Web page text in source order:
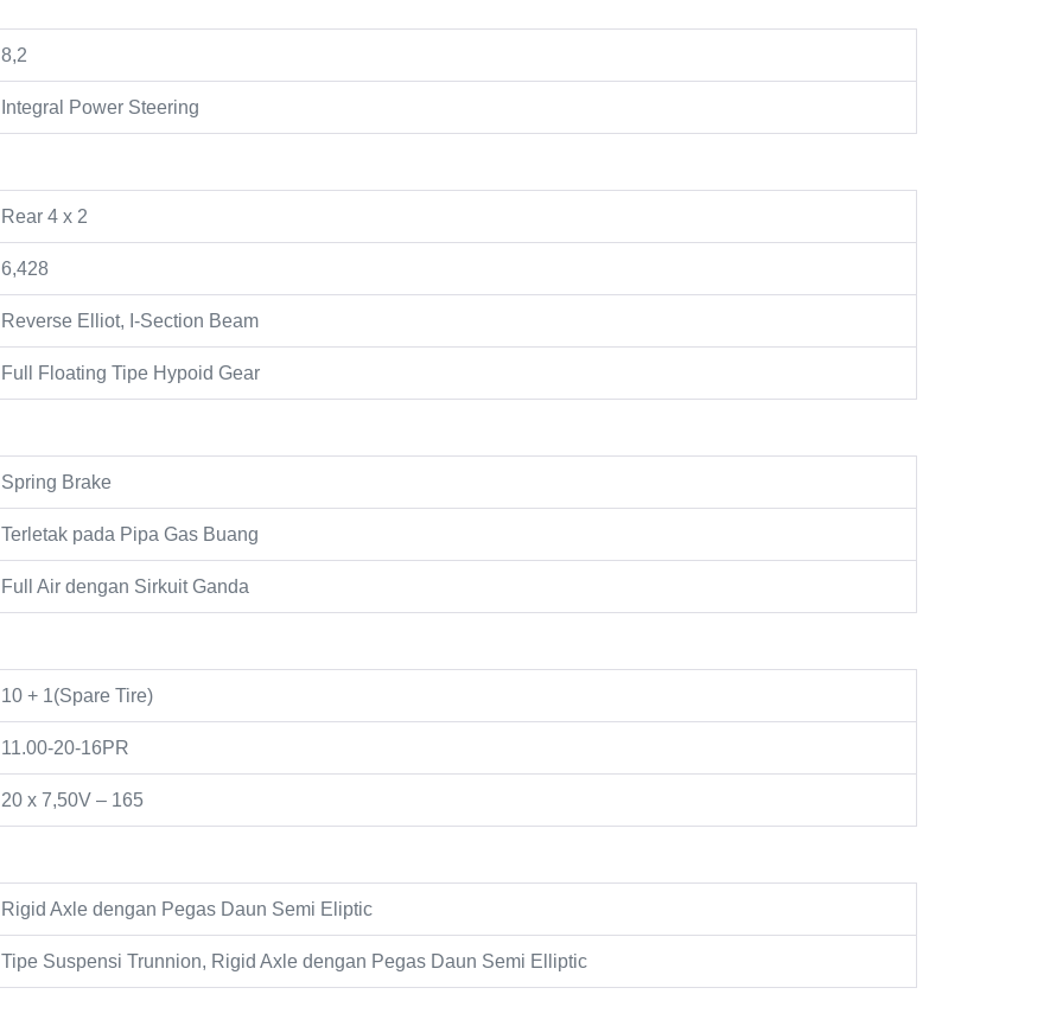
8,2
Integral Power Steering
Rear 4 x 2
6,428
Reverse Elliot, I-Section Beam
Full Floating Tipe Hypoid Gear
Spring Brake
Terletak pada Pipa Gas Buang
Full Air dengan Sirkuit Ganda
10 + 1(Spare Tire)
11.00-20-16PR
20 x 7,50V – 165
Rigid Axle dengan Pegas Daun Semi Eliptic
Tipe Suspensi Trunnion, Rigid Axle dengan Pegas Daun Semi Elliptic